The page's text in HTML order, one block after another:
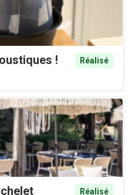
!
Réalisé
Réalisé